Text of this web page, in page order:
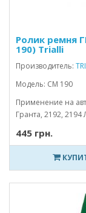
Ролик ремня
190) Trialli
Производитель:
Модель: CM 190
Применение на
Гранта, 2192,
445 грн.